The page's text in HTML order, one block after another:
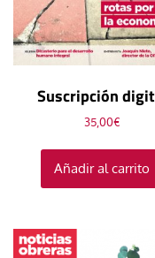
Suscripción
35,00€
Añadir al carrito